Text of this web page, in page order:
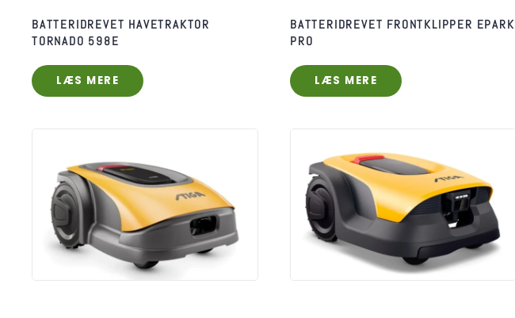
BATTERIDREVET HAVETRAKTOR
TORNADO 598E
LÆS MERE
BATTERIDREVET FRONTKLIPPER EPARK
PRO
LÆS MERE